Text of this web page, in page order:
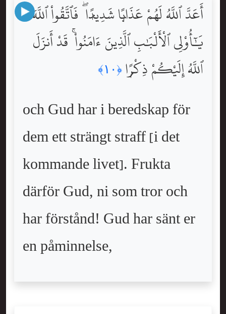
أَعَدَّ ٱللَّهُ لَهُمْ عَذَابًۭا شَدِيدًۭا ۖ فَٱتَّقُواْ ٱللَّهَ
يَٰٓأُوْلِى ٱلْأَلْبَٰبِ ٱلَّذِينَ ءَامَنُواْ ۚ قَدْ أَنزَلَ
ٱللَّهُ إِلَيْكُمْ ذِكْرًۭا ﴿١٠﴾
och Gud har i beredskap för
dem ett strängt straff [i det
kommande livet]. Frukta
därför Gud, ni som tror och
har förstånd! Gud har sänt er
en påminnelse,